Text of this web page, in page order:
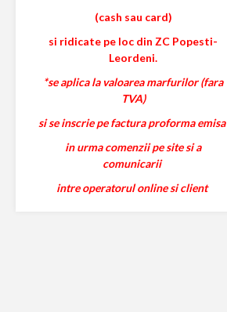
(cash sau card)
si ridicate pe loc din ZC Popesti-
Leordeni.
*se aplica la valoarea marfurilor (fara
TVA)
si se inscrie pe factura proforma emisa
in urma comenzii pe site si a
comunicarii
intre operatorul online si client